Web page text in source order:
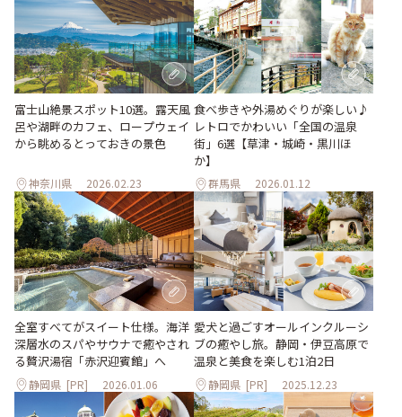
富士山絶景スポット10選。露天風
呂や湖畔のカフェ、ロープウェイ
から眺めるとっておきの景色
神奈川県 2026.02.23
食べ歩きや外湯めぐりが楽しい♪
レトロでかわいい「全国の温泉
街」6選【草津・城崎・黒川ほ
か】
群馬県 2026.01.12
全室すべてがスイート仕様。海洋
深層水のスパやサウナで癒やされ
る贅沢湯宿「赤沢迎賓館」へ
静岡県 [PR] 2026.01.06
愛犬と過ごすオールインクルーシ
ブの癒やし旅。静岡・伊豆高原で
温泉と美食を楽しむ1泊2日
静岡県 [PR] 2025.12.23